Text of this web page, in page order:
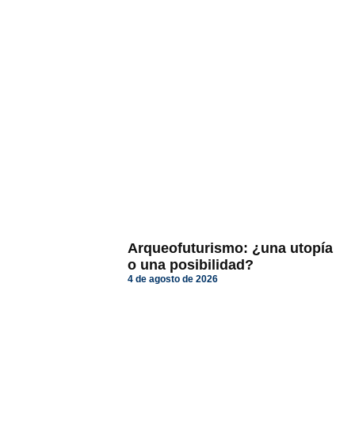
Arqueofuturismo: ¿una utopía
o una posibilidad?
4 de agosto de 2026